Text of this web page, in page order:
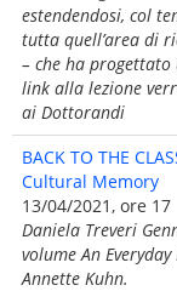
estendendosi, col
tutta quell’area di
– che ha
link alla lezione
ai Dottorandi
BACK TO THE
Cultural Memory
13/04/2021, ore 17
Daniela Treveri
volume An
Annette Kuhn.